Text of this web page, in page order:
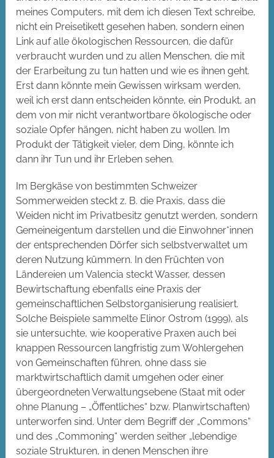
meines Computers, mit dem ich diesen Text schreibe,
nicht ein Preisetikett gesehen haben, sondern einen
Link auf alle ökologischen Ressourcen, die dafür
verbraucht wurden und zu allen Menschen, die mit
der Erarbeitung zu tun hatten und wie es ihnen geht.
Erst dann könnte mein Gewissen wirksam werden,
weil ich erst dann entscheiden könnte, ein Produkt, an
dem von mir nicht verantwortbare ökologische oder
soziale Opfer hängen, nicht haben zu wollen. Im
Produkt der Tätigkeit vieler, dem Ding, könnte ich
dann ihr Tun und ihr Erleben sehen.
Im Bergkäse von bestimmten Schweizer
Sommerweiden steckt z. B. die Praxis, dass die
Weiden nicht im Privatbesitz genutzt werden, sondern
Gemeineigentum darstellen und die Einwohner*innen
der entsprechenden Dörfer sich selbstverwaltet um
deren Nutzung kümmern. In den Früchten von
Ländereien um Valencia steckt Wasser, dessen
Bewirtschaftung ebenfalls eine Praxis der
gemeinschaftlichen Selbstorganisierung realisiert.
Solche Beispiele sammelte Elinor Ostrom (1999), als
sie untersuchte, wie kooperative Praxen auch bei
knappen Ressourcen langfristig zum Wohlergehen
von Gemeinschaften führen, ohne dass sie
marktwirtschaftlich damit umgehen oder einer
übergeordneten Verwaltungsebene (Staat mit oder
ohne Planung – „Öffentliches“ bzw. Planwirtschaften)
unterworfen sind. Unter dem Begriff der „Commons“
und des „Commoning“ werden seither „lebendige
soziale Strukturen, in denen Menschen ihre